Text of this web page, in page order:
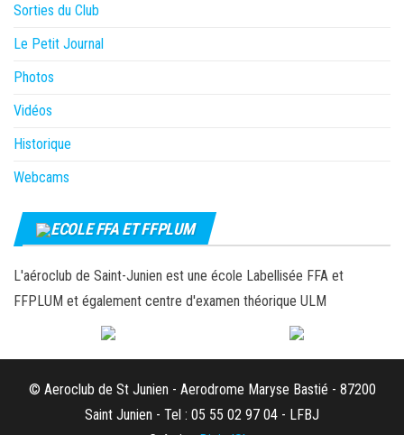
Sorties du Club
Le Petit Journal
Photos
Vidéos
Historique
Webcams
ECOLE FFA ET FFPLUM
L'aéroclub de Saint-Junien est une école Labellisée FFA et
FFPLUM et également centre d'examen théorique ULM
© Aeroclub de St Junien - Aerodrome Maryse Bastié - 87200
Saint Junien - Tel : 05 55 02 97 04 - LFBJ